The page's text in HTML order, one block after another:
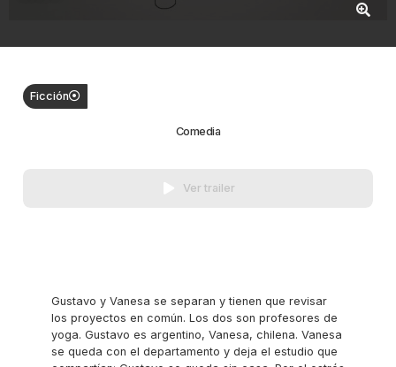
Ficción
Comedia
Ver trailer
Gustavo y Vanesa se separan y tienen que revisar
los proyectos en común. Los dos son profesores de
yoga. Gustavo es argentino, Vanesa, chilena. Vanesa
se queda con el departamento y deja el estudio que